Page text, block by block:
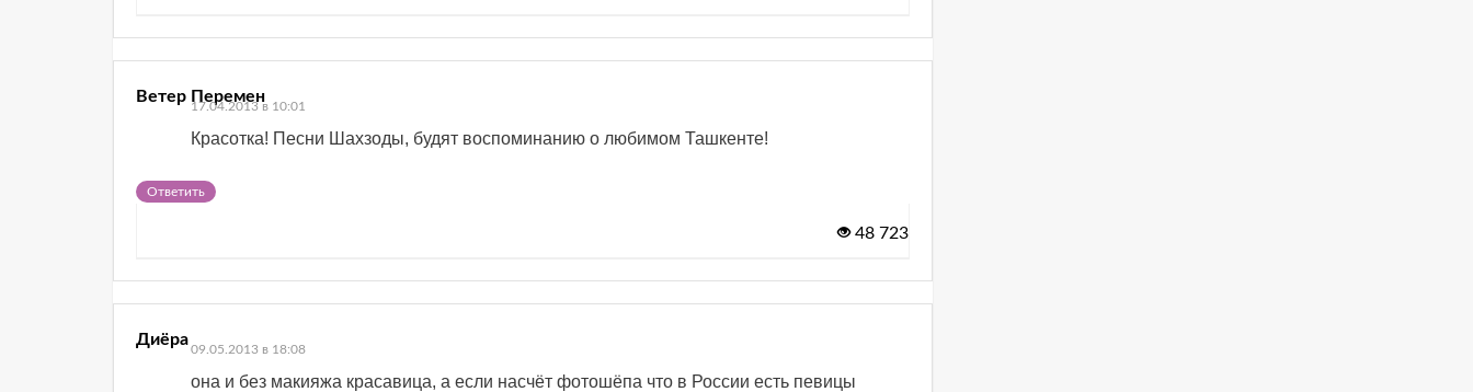
Ветер Перемен
17.04.2013 в 10:01
Красотка! Песни Шахзоды, будят воспоминанию о любимом Ташкенте!
Ответить
48 723
Диёра
09.05.2013 в 18:08
она и без макияжа красавица, а если насчёт фотошёпа что в России есть певицы